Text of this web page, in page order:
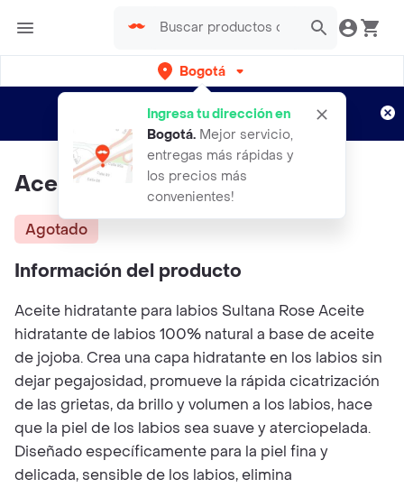
Bogotá
Ingresa tu dirección en
Bogotá. Mejor servicio,
entregas más rápidas y
los precios más
convenientes!
envíos gratis por semanas
Aplican TyC
Aceite Hidratante De Labios
Agotado
Información del producto
Aceite hidratante para labios Sultana Rose Aceite
hidratante de labios 100% natural a base de aceite
de jojoba. Crea una capa hidratante en los labios sin
dejar pegajosidad, promueve la rápida cicatrización
de las grietas, da brillo y volumen a los labios, hace
que la piel de los labios sea suave y aterciopelada.
Diseñado específicamente para la piel fina y
delicada, sensible de los labios, elimina